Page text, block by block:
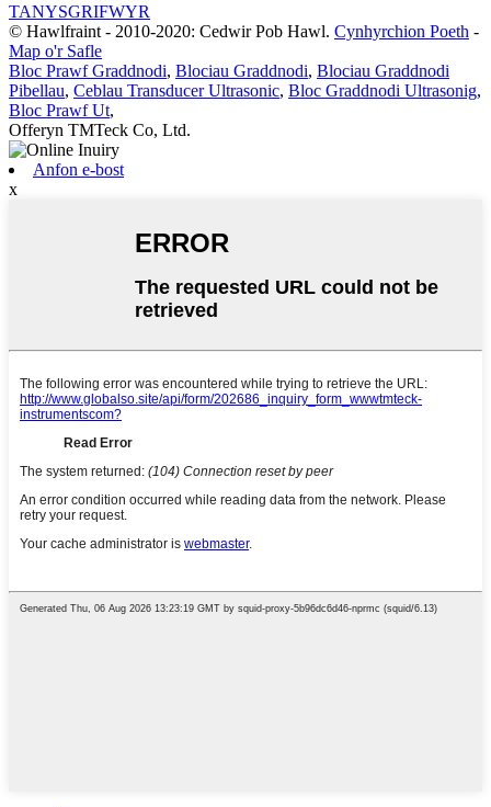
TANYSGRIFWYR
© Hawlfraint - 2010-2020: Cedwir Pob Hawl. Cynhyrchion Poeth -
Map o'r Safle
Bloc Prawf Graddnodi, Blociau Graddnodi, Blociau Graddnodi
Pibellau, Ceblau Transducer Ultrasonic, Bloc Graddnodi Ultrasonig,
Bloc Prawf Ut,
Offeryn TMTeck Co, Ltd.
Anfon e-bost
x